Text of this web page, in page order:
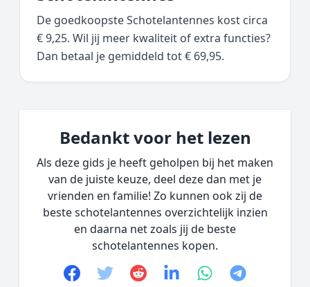
De goedkoopste Schotelantennes kost circa
€ 9,25. Wil jij meer kwaliteit of extra functies?
Dan betaal je gemiddeld tot € 69,95.
Bedankt voor het lezen
Als deze gids je heeft geholpen bij het maken
van de juiste keuze, deel deze dan met je
vrienden en familie! Zo kunnen ook zij de
beste schotelantennes overzichtelijk inzien
en daarna net zoals jij de beste
schotelantennes kopen.
Facebook
TwitterRedditlinkedinwhatsapp
telegram